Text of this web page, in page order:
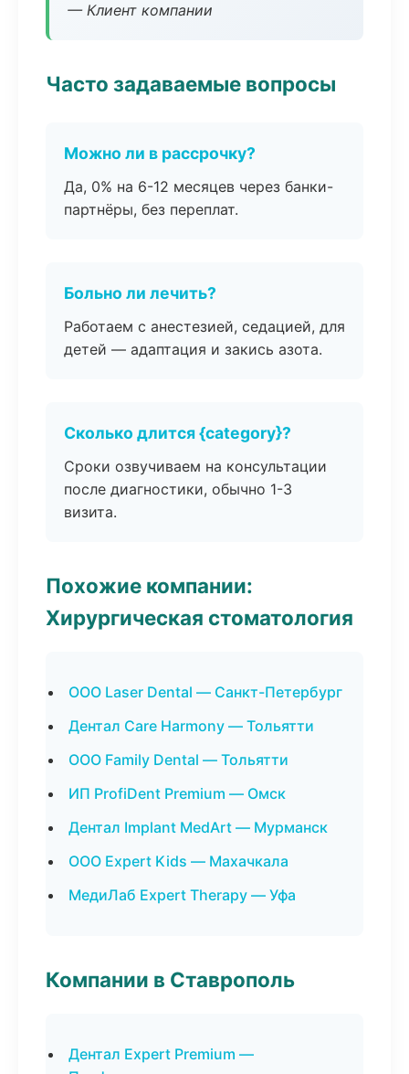
— Клиент компании
Часто задаваемые вопросы
Можно ли в рассрочку?
Да, 0% на 6-12 месяцев через банки-
партнёры, без переплат.
Больно ли лечить?
Работаем с анестезией, седацией, для
детей — адаптация и закись азота.
Сколько длится {category}?
Сроки озвучиваем на консультации
после диагностики, обычно 1-3
визита.
Похожие компании:
Хирургическая стоматология
ООО Laser Dental — Санкт-Петербург
Дентал Care Harmony — Тольятти
ООО Family Dental — Тольятти
ИП ProfiDent Premium — Омск
Дентал Implant MedArt — Мурманск
ООО Expert Kids — Махачкала
МедиЛаб Expert Therapy — Уфа
Компании в Ставрополь
Дентал Expert Premium —